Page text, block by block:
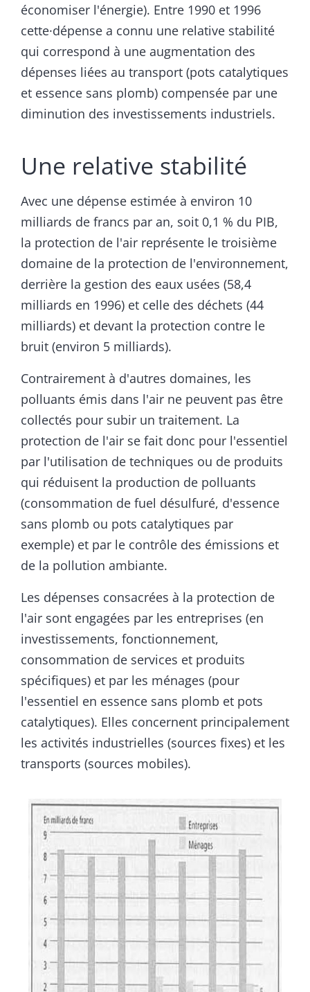
économiser l'énergie). Entre 1990 et 1996
cette·dépense a connu une relative stabilité
qui correspond à une augmentation des
dépenses liées au transport (pots catalytiques
et essence sans plomb) compensée par une
diminution des investissements industriels.
Une relative stabilité
Avec une dépense estimée à environ 10
milliards de francs par an, soit 0,1 % du PIB,
la protection de l'air représente le troisième
domaine de la protection de l'environnement,
derrière la gestion des eaux usées (58,4
milliards en 1996) et celle des déchets (44
milliards) et devant la protection contre le
bruit (environ 5 milliards).
Contrairement à d'autres domaines, les
polluants émis dans l'air ne peuvent pas être
collectés pour subir un traitement. La
protection de l'air se fait donc pour l'essentiel
par l'utilisation de techniques ou de produits
qui réduisent la production de polluants
(consommation de fuel désulfuré, d'essence
sans plomb ou pots catalytiques par
exemple) et par le contrôle des émissions et
de la pollution ambiante.
Les dépenses consacrées à la protection de
l'air sont engagées par les entreprises (en
investissements, fonctionnement,
consommation de services et produits
spécifiques) et par les ménages (pour
l'essentiel en essence sans plomb et pots
catalytiques). Elles concernent principalement
les activités industrielles (sources fixes) et les
transports (sources mobiles).